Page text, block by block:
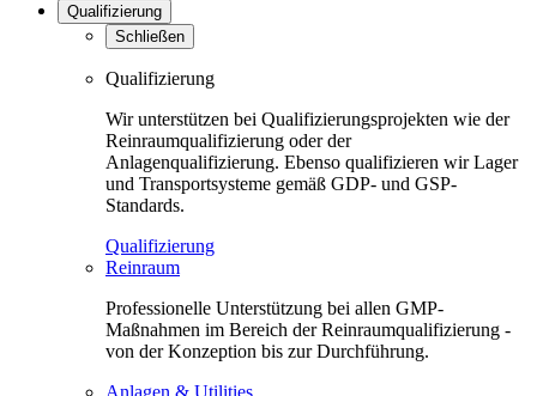
Qualifizierung
Schließen
Qualifizierung
Wir unterstützen bei Qualifizierungsprojekten wie der
Reinraumqualifizierung oder der
Anlagenqualifizierung. Ebenso qualifizieren wir Lager
und Transportsysteme gemäß GDP- und GSP-
Standards.
Qualifizierung
Reinraum
Professionelle Unterstützung bei allen GMP-
Maßnahmen im Bereich der Reinraumqualifizierung -
von der Konzeption bis zur Durchführung.
Anlagen & Utilities